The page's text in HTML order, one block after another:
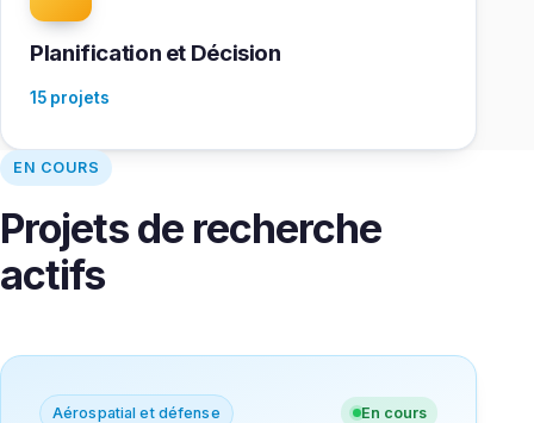
Planification et Décision
15 projets
EN COURS
Projets de recherche
actifs
Aérospatial et défense En cours